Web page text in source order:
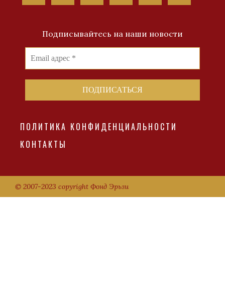
Подписывайтесь на наши новости
ПОЛИТИКА КОНФИДЕНЦИАЛЬНОСТИ
КОНТАКТЫ
© 2007-2023 copyright Фонд Эрьзи